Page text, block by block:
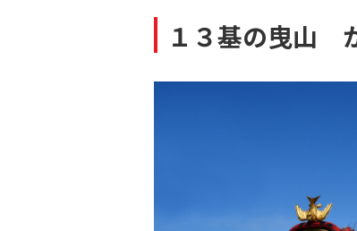
１３基の曳山